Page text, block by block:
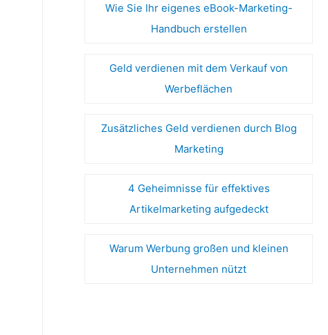
Wie Sie Ihr eigenes eBook-Marketing-
Handbuch erstellen
Geld verdienen mit dem Verkauf von
Werbeflächen
Zusätzliches Geld verdienen durch Blog
Marketing
4 Geheimnisse für effektives
Artikelmarketing aufgedeckt
Warum Werbung großen und kleinen
Unternehmen nützt